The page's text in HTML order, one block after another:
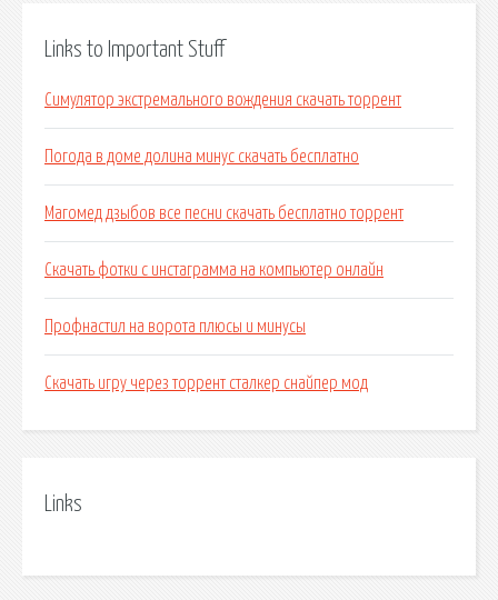
Links to Important Stuff
Симулятор экстремального вождения скачать торрент
Погода в доме долина минус скачать бесплатно
Магомед дзыбов все песни скачать бесплатно торрент
Скачать фотки с инстаграмма на компьютер онлайн
Профнастил на ворота плюсы и минусы
Скачать игру через торрент сталкер снайпер мод
Links